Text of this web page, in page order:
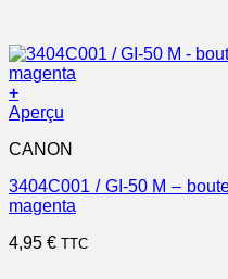
+
Aperçu
CANON
3404C001 / GI-50 M –
magenta
4,95 € TTC